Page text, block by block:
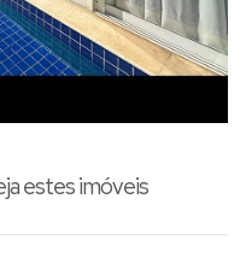
estes imóveis